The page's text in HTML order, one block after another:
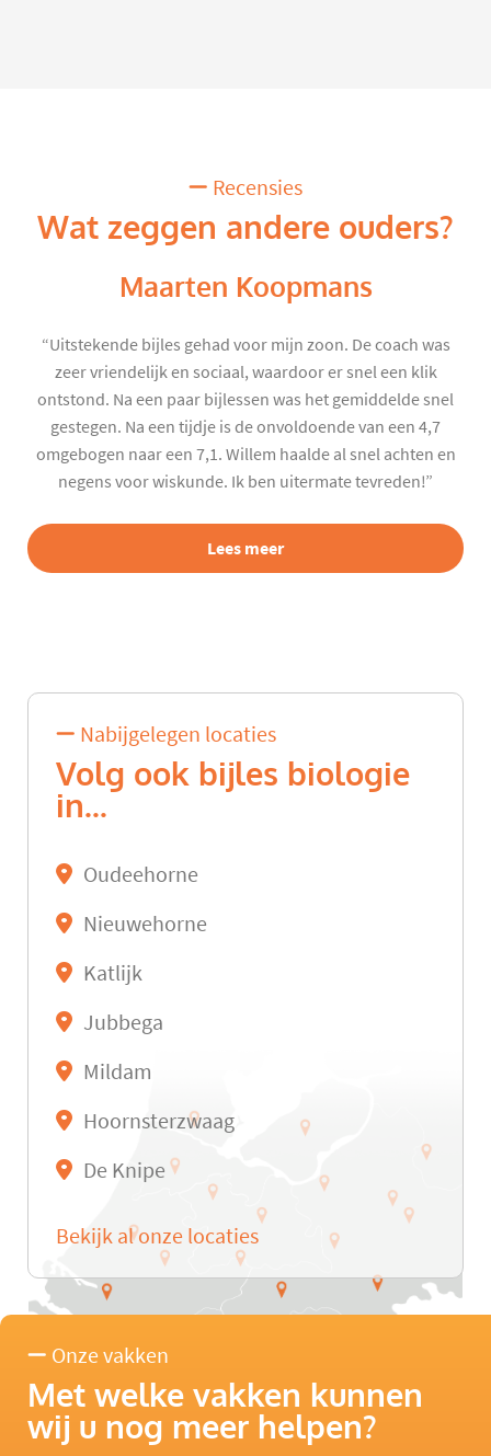
Recensies
Wat zeggen andere ouders?
Maarten Koopmans
“Uitstekende bijles gehad voor mijn zoon. De coach was
zeer vriendelijk en sociaal, waardoor er snel een klik
ontstond. Na een paar bijlessen was het gemiddelde snel
gestegen. Na een tijdje is de onvoldoende van een 4,7
omgebogen naar een 7,1. Willem haalde al snel achten en
negens voor wiskunde. Ik ben uitermate tevreden!”
Lees meer
Nabijgelegen locaties
Volg ook bijles biologie
in...
Oudeehorne
Nieuwehorne
Katlijk
Jubbega
Mildam
Hoornsterzwaag
De Knipe
Bekijk al onze locaties
Onze vakken
Met welke vakken kunnen
wij u nog meer helpen?